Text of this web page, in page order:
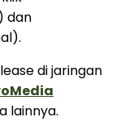
dan
di jaringan
lainnya.